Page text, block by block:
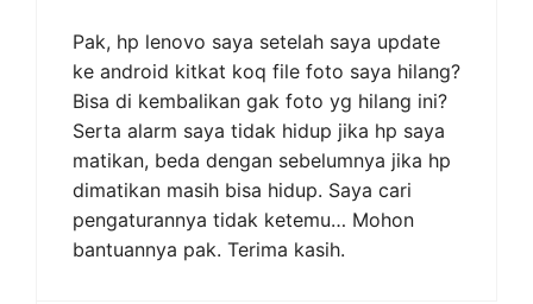
Pak, hp lenovo saya setelah saya update
ke android kitkat koq file foto saya hilang?
Bisa di kembalikan gak foto yg hilang ini?
Serta alarm saya tidak hidup jika hp saya
matikan, beda dengan sebelumnya jika hp
dimatikan masih bisa hidup. Saya cari
pengaturannya tidak ketemu… Mohon
bantuannya pak. Terima kasih.